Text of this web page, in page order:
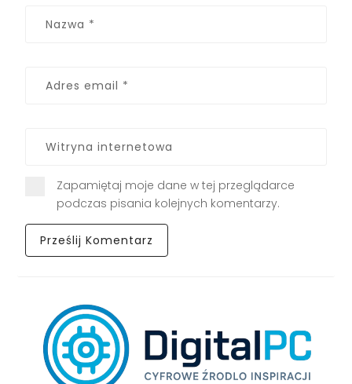
Zapamiętaj moje dane w tej przeglądarce
podczas pisania kolejnych komentarzy.